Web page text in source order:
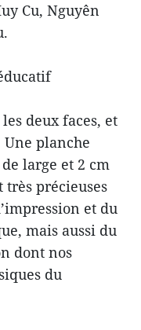
Cu, Nguyên
deux faces, et
Une planche
large et 2 cm
très précieuses
et du
mais aussi du
dont nos
du